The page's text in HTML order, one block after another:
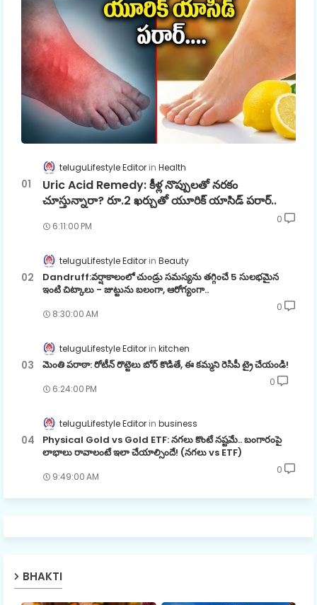
teluguLifestyle Editor Health
Uric Acid Remedy: కీళ్ల నొప్పులతో నరకం
చూస్తున్నారా? రూ.2 ఖర్చుతో యూరిక్ యాసిడ్ పరార్..
6:11:00 PM
0
teluguLifestyle Editor Beauty
Dandruff:వర్షాకాలంలో చుండ్రు సమస్యను తగ్గించే 5 సులభమైన
ఇంటి చిట్కాలు - జుట్టును బలంగా, ఆరోగ్యంగా..
8:30:00 AM
0
teluguLifestyle Editor kitchen
మెంతి పరాఠా: రోటీన్ రొట్టెలు బోర్ కొడితే, ఈ కమ్మని రెసిపీ ట్రై చేయండి!
6:24:00 PM
0
teluguLifestyle Editor business
Physical Gold vs Gold ETF: నగలు కొంటే నష్టమే.. బంగారంపై
లాభాలు రావాలంటే ఇలా చేయాల్సిందే! (నగలు vs ETF)
9:49:00 AM
0
BHAKTI